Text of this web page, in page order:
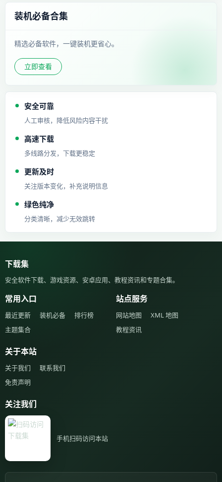
装机必备合集
精选必备软件，一键装机更省心。
立即查看
安全可靠
人工审核，降低风险内容干扰
高速下载
多线路分发，下载更稳定
更新及时
关注版本变化，补充说明信息
绿色纯净
分类清晰，减少无效跳转
下载集
安全软件下载、游戏资源、安卓应用、教程资讯和专题合集。
常用入口
最近更新 装机必备
排行榜
主题集合
站点服务
网站地图
XML 地图
教程资讯
关于本站
关于我们
联系我们
免责声明
关注我们
手机扫码访问本站